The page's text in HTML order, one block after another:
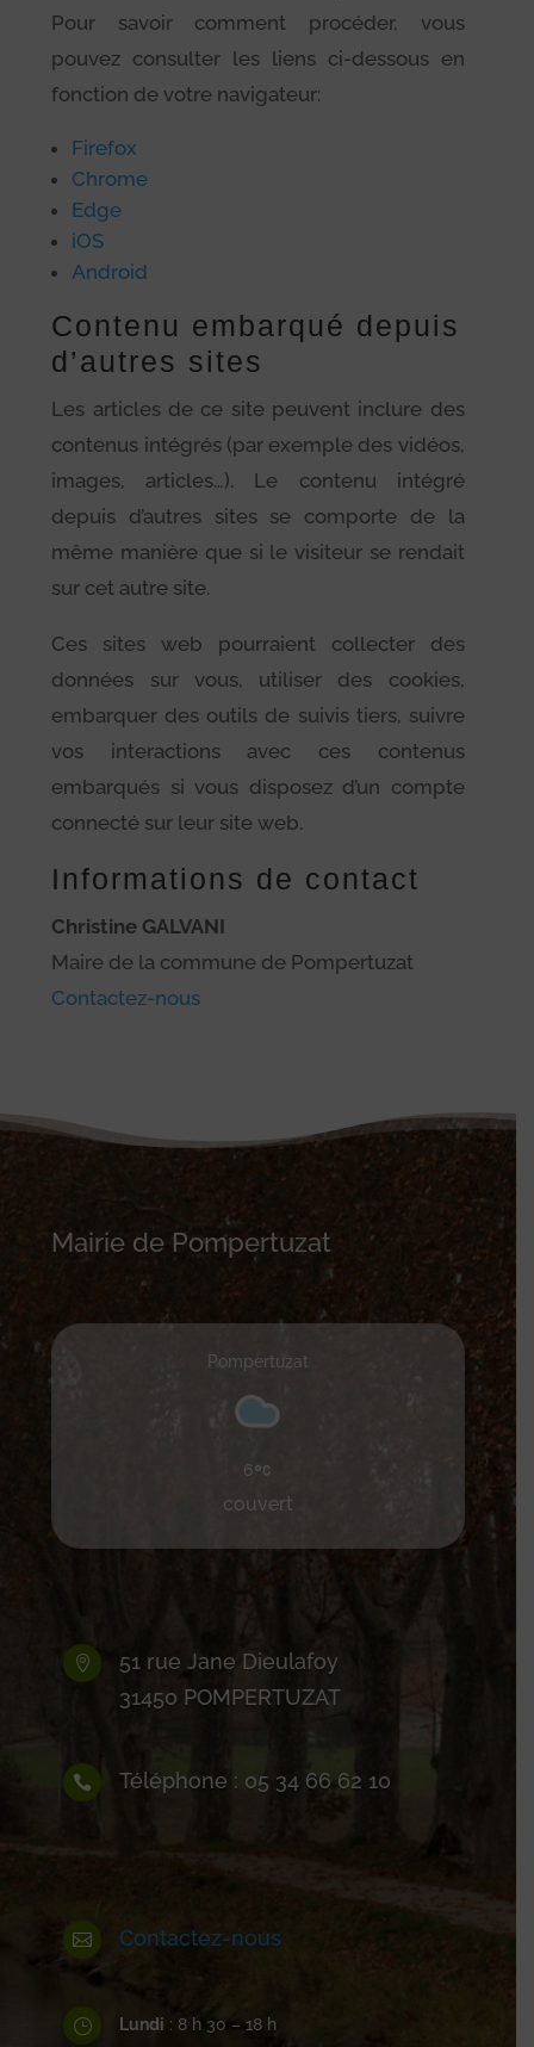
Pour savoir comment procéder, vous
pouvez consulter les liens ci-dessous en
fonction de votre navigateur:
Firefox
Chrome
Edge
iOS
Android
Contenu embarqué depuis
d’autres sites
Les articles de ce site peuvent inclure des
contenus intégrés (par exemple des vidéos,
images, articles…). Le contenu intégré
depuis d’autres sites se comporte de la
même manière que si le visiteur se rendait
sur cet autre site.
Ces sites web pourraient collecter des
données sur vous, utiliser des cookies,
embarquer des outils de suivis tiers, suivre
vos interactions avec ces contenus
embarqués si vous disposez d’un compte
connecté sur leur site web.
Informations de contact
Christine GALVANI
Maire de la commune de Pompertuzat
Contactez-nous
Mairie de Pompertuzat
Pompertuzat
6
couvert

51 rue Jane Dieulafoy
31450 POMPERTUZAT
 Téléphone : 05 34 66 62 10
 Contactez-nous
} Lundi : 8 h 30 – 18 h